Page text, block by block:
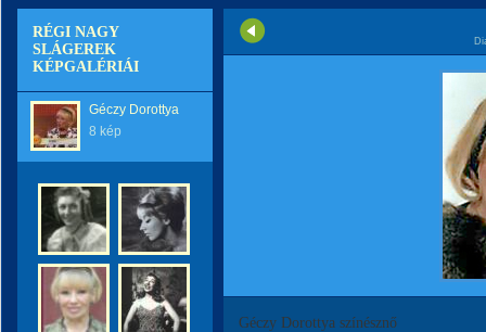
RÉGI NAGY
SLÁGEREK
KÉPGALÉRIÁI
Géczy Dorottya
8 kép
Géczy Dorottya színésznő